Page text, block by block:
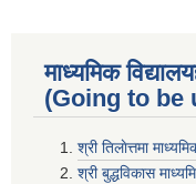
माध्यमिक
(Going to be
श्री तिलाेत्तमा
श्री बुद्धविकास